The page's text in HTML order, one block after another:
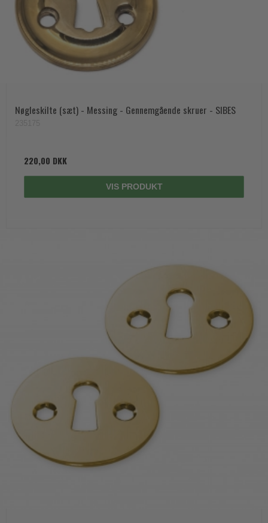
Nøgleskilte (sæt) - Messing - Gennemgående skruer - SIBES
220,00 DKK
VIS PRODUKT